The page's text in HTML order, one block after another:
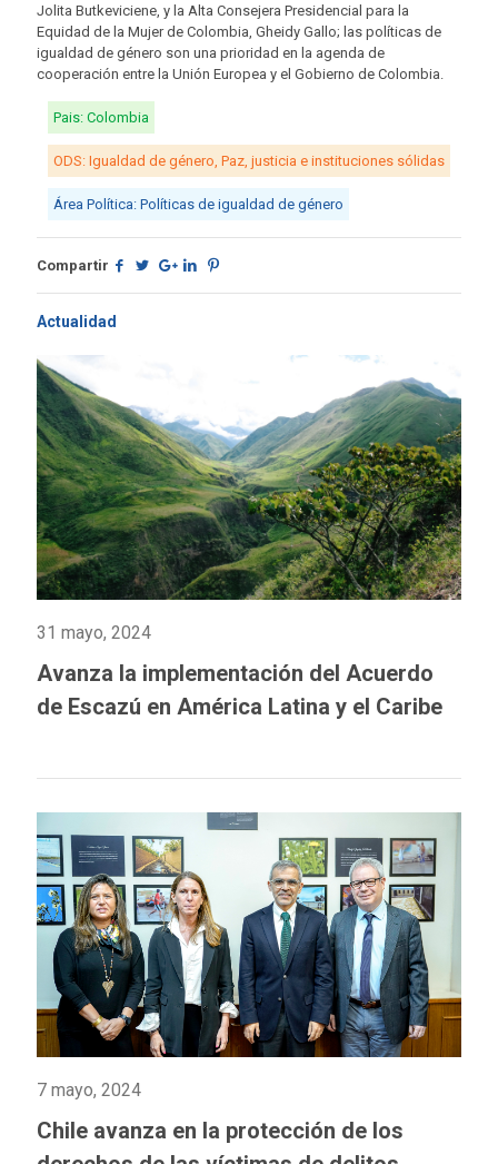
Jolita Butkeviciene, y la Alta Consejera Presidencial para la
Equidad de la Mujer de Colombia, Gheidy Gallo; las políticas de
igualdad de género son una prioridad en la agenda de
cooperación entre la Unión Europea y el Gobierno de Colombia.
Pais: Colombia
ODS: Igualdad de género, Paz, justicia e instituciones sólidas
Área Política: Políticas de igualdad de género
Compartir
Actualidad
31 mayo, 2024
Avanza la implementación del Acuerdo
de Escazú en América Latina y el Caribe
7 mayo, 2024
Chile avanza en la protección de los